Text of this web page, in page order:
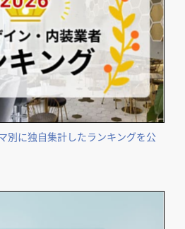
別に独自集計したランキングを公